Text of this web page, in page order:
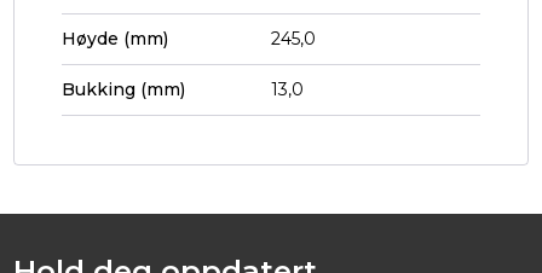
Høyde (mm) 245,0
Bukking (mm) 13,0